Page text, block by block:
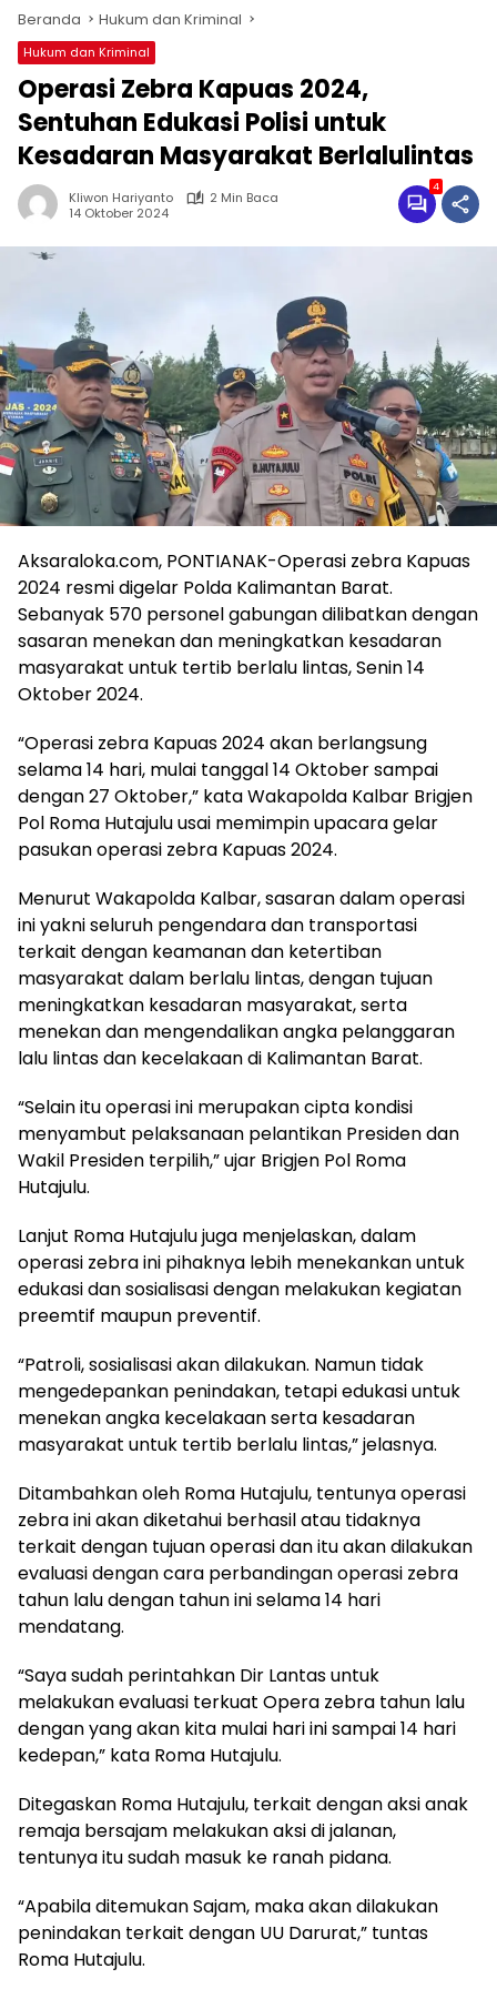
Beranda Hukum dan Kriminal
Hukum dan Kriminal
Operasi Zebra Kapuas 2024,
Sentuhan Edukasi Polisi untuk
Kesadaran Masyarakat Berlalulintas
Kliwon Hariyanto
2 Min Baca
14 Oktober 2024
4
Aksaraloka.com, PONTIANAK-Operasi zebra Kapuas
2024 resmi digelar Polda Kalimantan Barat.
Sebanyak 570 personel gabungan dilibatkan dengan
sasaran menekan dan meningkatkan kesadaran
masyarakat untuk tertib berlalu lintas, Senin 14
Oktober 2024.
“Operasi zebra Kapuas 2024 akan berlangsung
selama 14 hari, mulai tanggal 14 Oktober sampai
dengan 27 Oktober,” kata Wakapolda Kalbar Brigjen
Pol Roma Hutajulu usai memimpin upacara gelar
pasukan operasi zebra Kapuas 2024.
Menurut Wakapolda Kalbar, sasaran dalam operasi
ini yakni seluruh pengendara dan transportasi
terkait dengan keamanan dan ketertiban
masyarakat dalam berlalu lintas, dengan tujuan
meningkatkan kesadaran masyarakat, serta
menekan dan mengendalikan angka pelanggaran
lalu lintas dan kecelakaan di Kalimantan Barat.
“Selain itu operasi ini merupakan cipta kondisi
menyambut pelaksanaan pelantikan Presiden dan
Wakil Presiden terpilih,” ujar Brigjen Pol Roma
Hutajulu.
Lanjut Roma Hutajulu juga menjelaskan, dalam
operasi zebra ini pihaknya lebih menekankan untuk
edukasi dan sosialisasi dengan melakukan kegiatan
preemtif maupun preventif.
“Patroli, sosialisasi akan dilakukan. Namun tidak
mengedepankan penindakan, tetapi edukasi untuk
menekan angka kecelakaan serta kesadaran
masyarakat untuk tertib berlalu lintas,” jelasnya.
Ditambahkan oleh Roma Hutajulu, tentunya operasi
zebra ini akan diketahui berhasil atau tidaknya
terkait dengan tujuan operasi dan itu akan dilakukan
evaluasi dengan cara perbandingan operasi zebra
tahun lalu dengan tahun ini selama 14 hari
mendatang.
“Saya sudah perintahkan Dir Lantas untuk
melakukan evaluasi terkuat Opera zebra tahun lalu
dengan yang akan kita mulai hari ini sampai 14 hari
kedepan,” kata Roma Hutajulu.
Ditegaskan Roma Hutajulu, terkait dengan aksi anak
remaja bersajam melakukan aksi di jalanan,
tentunya itu sudah masuk ke ranah pidana.
“Apabila ditemukan Sajam, maka akan dilakukan
penindakan terkait dengan UU Darurat,” tuntas
Roma Hutajulu.